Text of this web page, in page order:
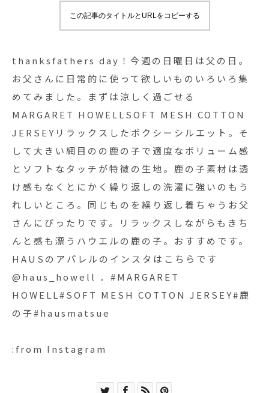
この記事のタイトルとURLをコピーする
thanksfathers day！今週の日曜日は父の日。
お父さんに日常的に使って欲しいものいろいろ集
めてみました。まずは涼しく過ごせる
MARGARET HOWELLSOFT MESH COTTON
JERSEYリラックスしたボクシーシルエット。そ
して大きい網目のの鹿の子で適度なボリューム感
とソフトなタッチが特徴の生地。鹿の子素材は透
け感もなくとにかく繰り返しの洗濯に強いのもう
れしいところ。同じものを繰り返し着ちゃうお父
さんにぴったりです。リラックスしながらもきち
んと感も漂うハウエルの鹿の子。おすすめです。
HAUSのアパレルのインスタはこちらです︎
@haus_howell ．#MARGARET
HOWELL#SOFT MESH COTTON JERSEY#鹿
の子#hausmatsue
:from Instagram